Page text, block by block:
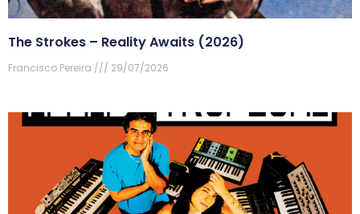
The Strokes – Reality Awaits (2026)
Francisco Pereira 29/07/2026